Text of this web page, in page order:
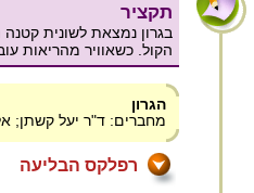
תקציר
בגרון נמצאת לשונית
הקול. כשאוויר מהריאות
הגרון
מחברים: ד"ר יעל קשתן;
רפלקס הבליעה